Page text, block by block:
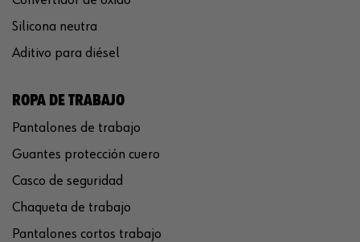
Silicona neutra
Aditivo para diésel
ROPA DE TRABAJO
Pantalones de trabajo
Guantes protección cuero
Casco de seguridad
Chaqueta de trabajo
Pantalones cortos trabajo